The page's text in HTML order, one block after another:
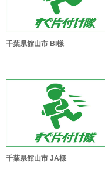
千葉県館山市 BI様
千葉県館山市 JA様